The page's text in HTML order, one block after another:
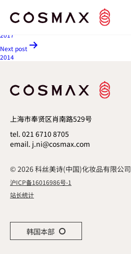
文章导航
2017
Next post
2014
上海市奉贤区肖南路529号
tel. 021 6710 8705
email. j.ni@cosmax.com
© 2026 科丝美诗(中国)化妆品有限公司
沪ICP备16016986号-1
站长统计